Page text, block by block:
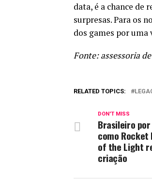
data, é a chance de
surpresas. Para os
dos games por uma
Fonte: assessoria
RELATED TOPICS:
DON'T MISS
Brasileiro
como Rocket
of the Light
criação